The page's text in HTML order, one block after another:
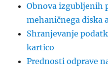
Obnova izgubljenih
mehaničnega diska
Shranjevanje
kartico
Prednosti odprave